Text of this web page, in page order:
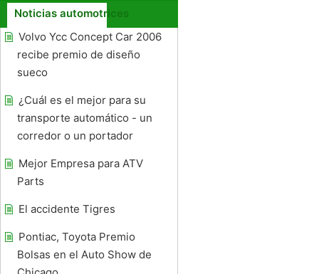
Noticias automotrices
Volvo Ycc Concept Car 2006
recibe premio de diseño
sueco
¿Cuál es el mejor para su
transporte automático - un
corredor o un portador
Mejor Empresa para ATV
Parts
El accidente Tigres
Pontiac, Toyota Premio
Bolsas en el Auto Show de